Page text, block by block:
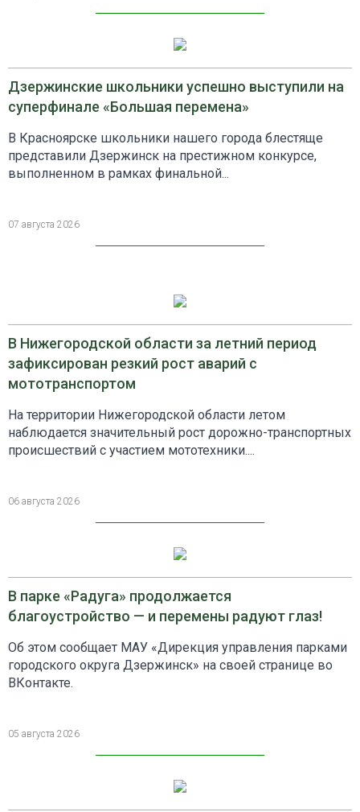
Дзержинские школьники успешно выступили на
суперфинале «Большая перемена»
В Красноярске школьники нашего города блестяще
представили Дзержинск на престижном конкурсе,
выполненном в рамках финальной...
07 августа 2026
В Нижегородской области за летний период
зафиксирован резкий рост аварий с
мототранспортом
На территории Нижегородской области летом
наблюдается значительный рост дорожно-транспортных
происшествий с участием мототехники....
06 августа 2026
В парке «Радуга» продолжается
благоустройство — и перемены радуют глаз!
Об этом сообщает МАУ «Дирекция управления парками
городского округа Дзержинск» на своей странице во
ВКонтакте.
05 августа 2026